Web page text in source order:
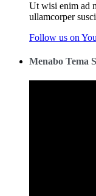
Ut wisi enim ad
ullamcorper
Follow us on
Menabo Tema